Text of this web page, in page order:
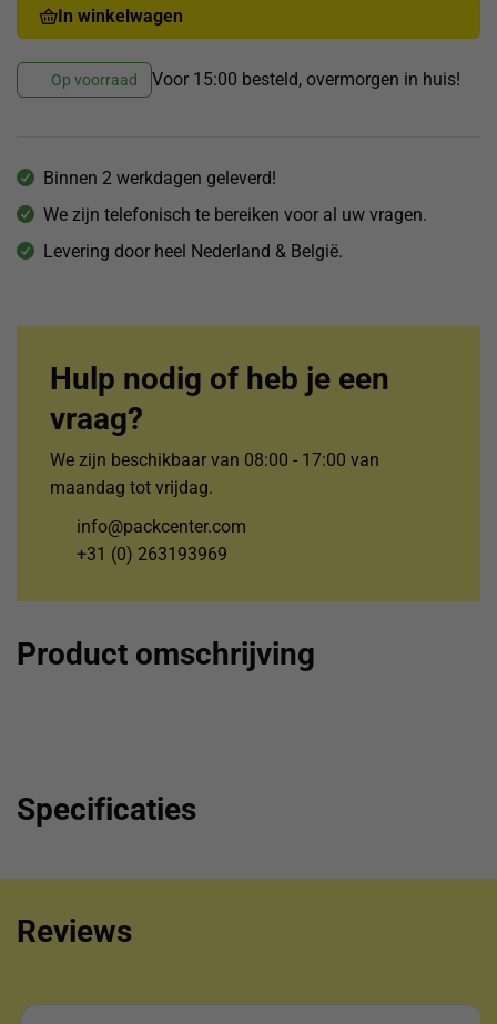
In winkelwagen
Op voorraad Voor 15:00 besteld, overmorgen in huis!
Binnen 2 werkdagen geleverd!
We zijn telefonisch te bereiken voor al uw vragen.
Levering door heel Nederland & België.
Hulp nodig of heb je een
vraag?
We zijn beschikbaar van 08:00 - 17:00 van
maandag tot vrijdag.
info@packcenter.com
+31 (0) 263193969
Product omschrijving
Specificaties
Reviews